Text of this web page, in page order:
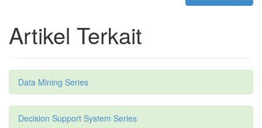
Artikel Terkait
Data Mining Series
Decision Support System Series